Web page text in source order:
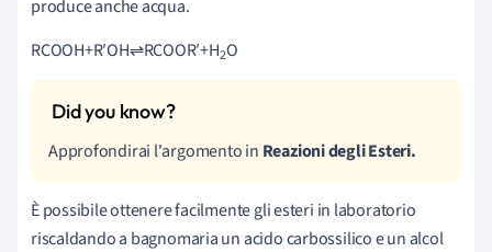
produce anche acqua.
RCOOH+R′OH⇌RCOOR′+H2O
Approfondirai l'argomento in Reazioni degli Esteri.
È possibile ottenere facilmente gli esteri in laboratorio
riscaldando a bagnomaria un acido carbossilico e un alcol